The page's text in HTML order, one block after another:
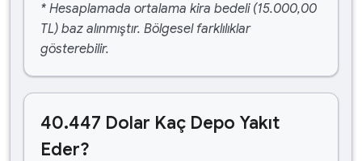
* Hesaplamada ortalama kira bedeli (15.000,00
TL) baz alınmıştır. Bölgesel farklılıklar
gösterebilir.
40.447 Dolar Kaç Depo Yakıt
Eder?